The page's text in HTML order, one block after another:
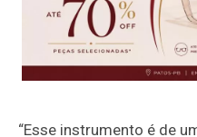
“Esse instrumento é de